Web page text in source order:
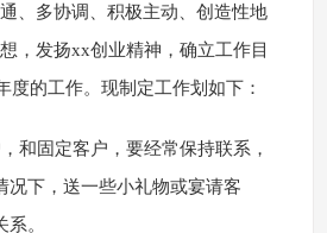
、多协调、积极主动、创造性地
，发扬xx创业精神，确立工作目
度的工作。现制定工作划如下：
和固定客户，要经常保持联系，
况下，送一些小礼物或宴请客
。